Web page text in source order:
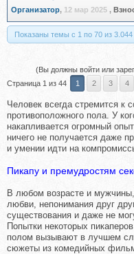
Организатор, 12 мар 2025 ,
Показаны темы с 1 по 70 из 3.044
(Вы должны войти или
Страница 1 из 44
1 2 3 4
Человек всегда стремится к
противоположного пола. У
накапливается огромный
ничего не получается даже
и умении идти на
Пикапу и премудростям
В любом возрасте и
любви, непонимания друг
существования и даже не
Попытки некоторых
полом вызывают в лучшем
сюжеты из комедийных